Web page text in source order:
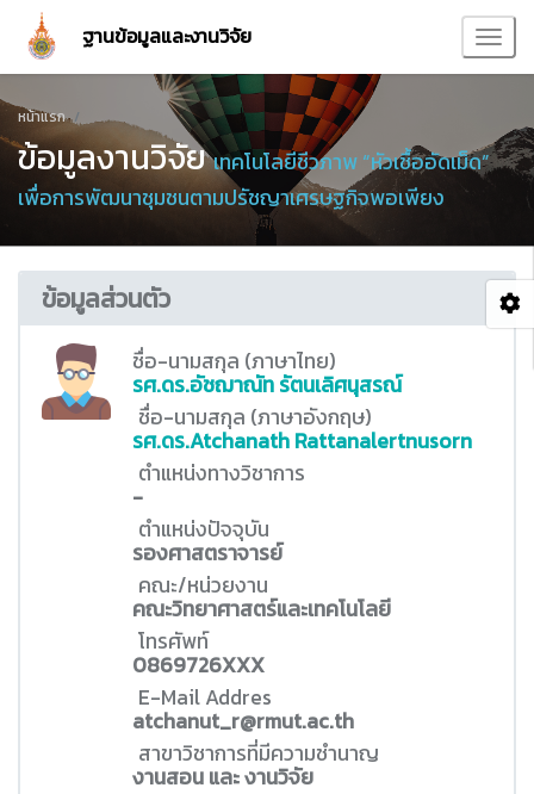
ฐานข้อมูลและงานวิจัย
หน้าแรก
ข้อมูลงานวิจัยเทคโนโลยีชีวภาพ “หัวเชื้ออัดเม็ด”
เพื่อการพัฒนาชุมชนตามปรัชญาเศรษฐกิจพอเพียง
ข้อมูลส่วนตัว
ชื่อ-นามสกุล (ภาษาไทย)
รศ.ดร.อัชฌาณัท รัตนเลิศนุสรณ์
ชื่อ-นามสกุล (ภาษาอังกฤษ)
รศ.ดร.Atchanath Rattanalertnusorn
ตำแหน่งทางวิชาการ
-
ตำแหน่งปัจจุบัน
รองศาสตราจารย์
คณะ/หน่วยงาน
คณะวิทยาศาสตร์และเทคโนโลยี
โทรศัพท์
0869726XXX
E-Mail Addres
atchanut_r@rmut.ac.th
สาขาวิชาการที่มีความชำนาญ
งานสอน และ งานวิจัย